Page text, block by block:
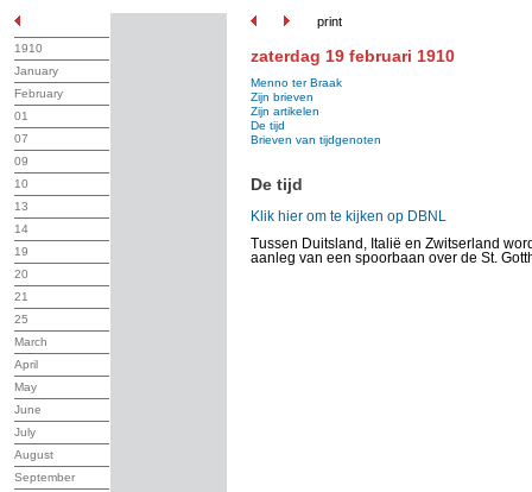
print
1910
January
February
01
07
09
10
13
14
19
20
21
25
March
April
May
June
July
August
September
zaterdag 19 februari 1910
Menno ter Braak
Zijn brieven
Zijn artikelen
De tijd
Brieven van tijdgenoten
De tijd
Klik hier om te kijken op DBNL
Tussen Duitsland, Italië en Zwitserland
aanleg van een spoorbaan over de St.